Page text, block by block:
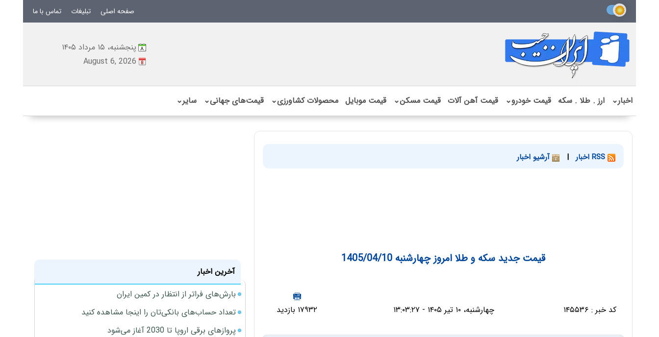
صفحه اصلی تبلیغات تماس با ما
پنجشنبه، ۱۵ مرداد ۱۴۰۵
August 6, 2026
اخبار⌄ ارز . طلا . سکه قیمت خودرو⌄ قیمت آهن آلات قیمت مسکن⌄ قیمت موبایل محصولات کشاورزی⌄ قیمت‌های جهانی⌄ سایر⌄
| آرشیو اخبار
قیمت جدید سکه و طلا امروز چهارشنبه 1405/04/10
کد خبر : ۱۴۵۵۳۶ چهارشنبه، ۱۰ تیر ۱۴۰۵ - ۱۳:۰۳:۲۷ ۱۷۹۳۲ بازدید
آخرین اخبار
بارش‌های فراتر از انتظار در کمین ایران
تعداد حساب‌های بانکی‌تان را اینجا مشاهده کنید
پروازهای برقی اروپا تا 2030 آغاز می‌شود